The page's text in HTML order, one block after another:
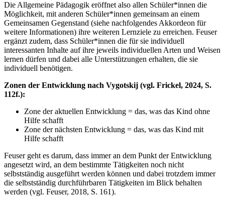
Die Allgemeine Pädagogik eröffnet also allen Schüler*innen die
Möglichkeit, mit anderen Schüler*innen gemeinsam an einem
Gemeinsamen Gegenstand (siehe nachfolgendes Akkordeon für
weitere Informationen) ihre weiteren Lernziele zu erreichen. Feuser
ergänzt zudem, dass Schüler*innen die für sie individuell
interessanten Inhalte auf ihre jeweils individuellen Arten und Weisen
lernen dürfen und dabei alle Unterstützungen erhalten, die sie
individuell benötigen.
Zonen der Entwicklung nach Vygotskij (vgl. Frickel, 2024, S.
112f.):
Zone der aktuellen Entwicklung = das, was das Kind ohne
Hilfe schafft
Zone der nächsten Entwicklung = das, was das Kind mit
Hilfe schafft
Feuser geht es darum, dass immer an dem Punkt der Entwicklung
angesetzt wird, an dem bestimmte Tätigkeiten noch nicht
selbstständig ausgeführt werden können und dabei trotzdem immer
die selbstständig durchführbaren Tätigkeiten im Blick behalten
werden (vgl. Feuser, 2018, S. 161).